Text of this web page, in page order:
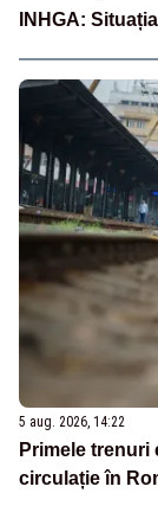
INHGA:
5 aug. 2026, 14:22
Primele trenuri
circulație în